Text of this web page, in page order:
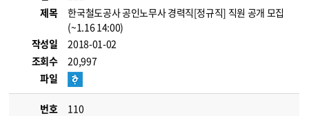
제목
한국철도공사 공인노무사 경력직[정규직] 직원 공개 모집
(~1.16 14:00)
작성일
2018-01-02
조회수
20,997
파일
번호
110